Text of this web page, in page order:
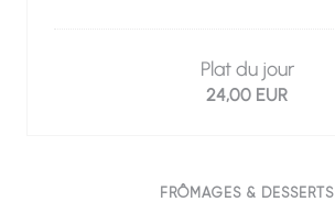
Plat du jour
24,00 EUR
FRÔMAGES & DESSERTS